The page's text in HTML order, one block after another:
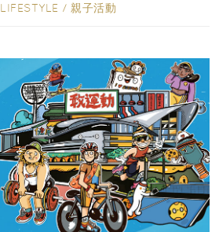
LIFESTYLE / 親子活動